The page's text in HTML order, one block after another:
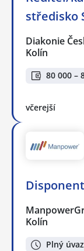
středisko
Diakonie
Kolín
80 000 –
včerejší
Kolín
Plný